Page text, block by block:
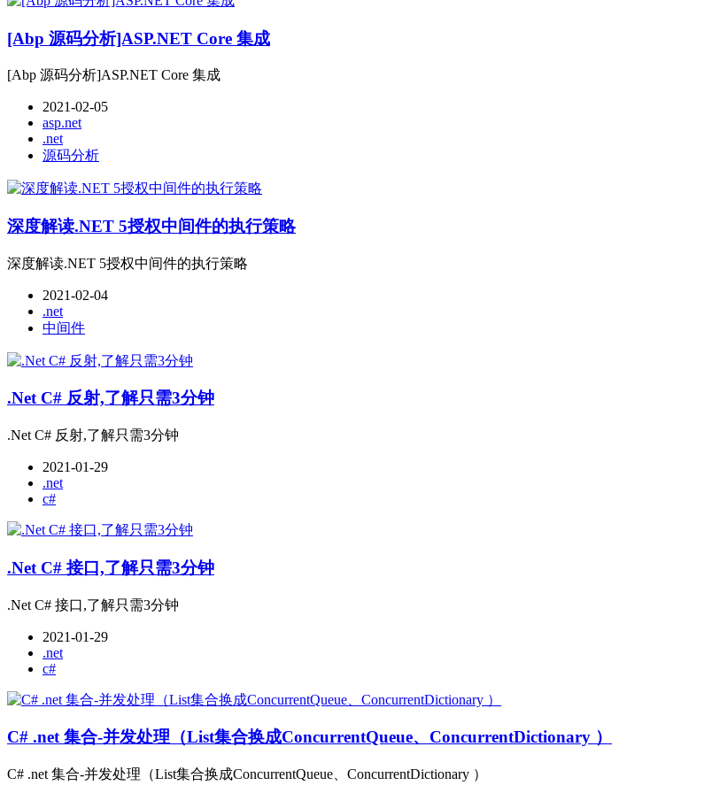
[Abp 源码分析]ASP.NET Core 集成
[Abp 源码分析]ASP.NET Core 集成
2021-02-05
asp.net
.net
源码分析
深度解读.NET 5授权中间件的执行策略
深度解读.NET 5授权中间件的执行策略
2021-02-04
.net
中间件
.Net C# 反射,了解只需3分钟
.Net C# 反射,了解只需3分钟
2021-01-29
.net
c#
.Net C# 接口,了解只需3分钟
.Net C# 接口,了解只需3分钟
2021-01-29
.net
c#
C# .net 集合-并发处理（List集合换成ConcurrentQueue、ConcurrentDictionary ）
C# .net 集合-并发处理（List集合换成ConcurrentQueue、ConcurrentDictionary ）